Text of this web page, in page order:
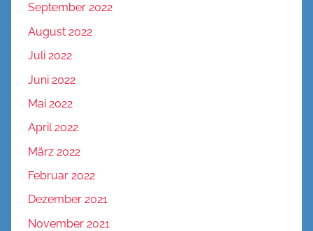
September 2022
August 2022
Juli 2022
Juni 2022
Mai 2022
April 2022
März 2022
Februar 2022
Dezember 2021
November 2021